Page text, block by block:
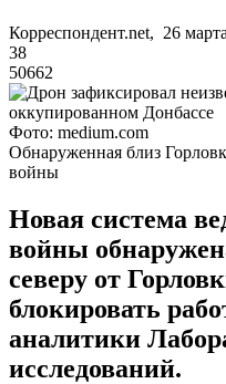
Корреспондент.net, 26
38
50662
Фото: medium.com
Обнаруженная близ
войны
Новая система
войны
северу от
блокировать
аналитики
исследований.